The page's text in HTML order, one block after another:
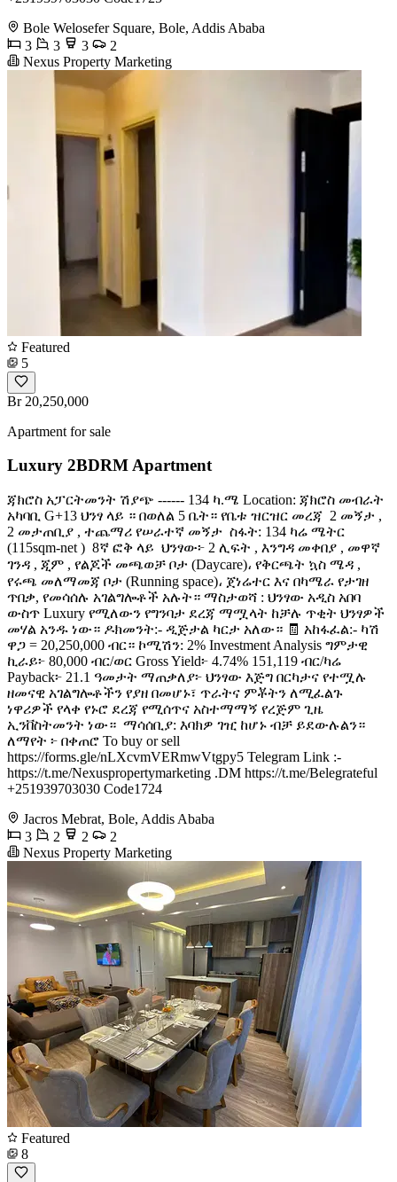
Bole Welosefer Square, Bole, Addis Ababa
3
3 3
2
Nexus Property Marketing
Featured
5
Br 20,250,000
Apartment for sale
Luxury 2BDRM Apartment
ጃክሮስ አፓርትመንት ሽያጭ ------ 134 ካ.ሜ Location: ጃክሮስ መብራት
አካባቢ G+13 ህንፃ ላይ ። በወለል 5 ቤት። የቤቱ ዝርዝር መረጃ ️ 2 መኝታ ,
2 መታጠቢያ , ተጨማሪ የሠራተኛ መኝታ ️ ስፋት: 134 ካሬ ሜትር
(115sqm-net ) ️ 8ኛ ፎቅ ላይ ️ ህንፃው፦ 2 ሊፍት , እንግዳ መቀበያ , መዋኛ
ገንዳ , ጂም , የልጆች መጫወቻ ቦታ (Daycare)، የቅርጫት ኳስ ሜዳ ,
የሩጫ መለማመጃ ቦታ (Running space)، ጀነሬተር እና በካሜራ የታገዘ
ጥበቃ, የመሳሰሉ አገልግሎቶች አሉት። ️ማስታወሻ : ህንፃው አዲስ አበባ
ውስጥ Luxury የሚለውን የግንባታ ደረጃ ማሟላት ከቻሉ ጥቂት ህንፃዎች
መሃል አንዱ ነው። ዶክመንት:- ዲጅታል ካርታ አለው። 🧾 አከፋፈል:- ካሽ
ዋጋ = 20,250,000 ብር። ኮሚሽን: 2% Investment Analysis ግምታዊ
ኪራይ፦ 80,000 ብር/ወር Gross Yield፦ 4.74% 151,119 ብር/ካሬ
Payback፦ 21.1 ዓመታት ማጠቃለያ፦ ህንፃው እጅግ በርካታና የተሟሉ
ዘመናዊ አገልግሎቶችን የያዘ በመሆኑ፣ ጥራትና ምቾትን ለሚፈልጉ
ነዋሪዎች የላቀ የኑሮ ደረጃ የሚሰጥና አስተማማኝ የረጅም ጊዜ
ኢንቨስትመንት ነው። ️ ማሳሰቢያ: እባክዎ ገዢ ከሆኑ ብቻ ይደውሉልን። ️
ለማየት ፦ በቀጠሮ To buy or sell
https://forms.gle/nLXcvmVERmwVtgpy5 Telegram Link :-
https://t.me/Nexuspropertymarketing .DM https://t.me/Belegrateful
+251939703030 Code1724
Jacros Mebrat, Bole, Addis Ababa
3
2 2
2
Nexus Property Marketing
Featured
8